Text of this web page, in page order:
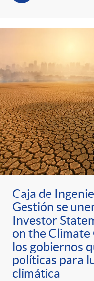
C
a
t
e
g
o
r
o
s
Caja de
Gestión se
Investor
on the Climate
los gobiernos
políticas para
climática